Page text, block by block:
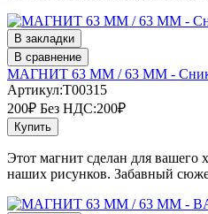
В закладки
В сравнение
МАГНИТ 63 ММ / 63 ММ -
Артикул:T00315
200₽ Без НДС:200₽
Купить
Этот магнит сделан для вашего
наших рисунков. Забавный